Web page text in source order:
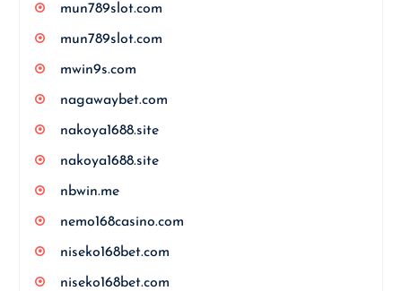
mun789slot.com
mun789slot.com
mwin9s.com
nagawaybet.com
nakoya1688.site
nakoya1688.site
nbwin.me
nemo168casino.com
niseko168bet.com
niseko168bet.com